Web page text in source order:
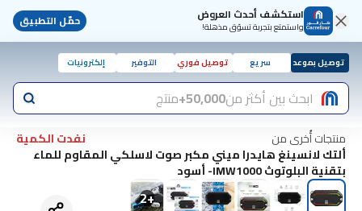
استكشف أحدث العروض
واستمتع بتجربة تسوّق مذهلة! حمّل التطبيق
توصيل بموعد سريع توصيل فوري التوفير إلكترونيات
ابحث بين أكثر من50,000+ منتج
منتجات أُخرى من نفدت الكمية
ألتك لانسينغ هايدرا ميني مكبر صوت لاسلكي المقاوم للماء
بتقنية البلوتوث IMW1000- أسود
+
2